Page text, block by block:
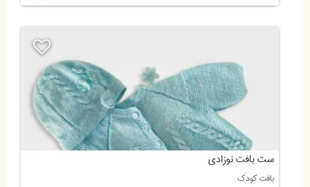
ست بافت نوزادی
بافت کودک